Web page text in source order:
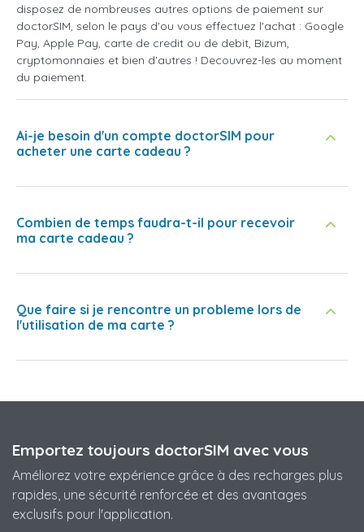
disposez de nombreuses autres options de paiement sur
doctorSIM, selon le pays d'ou vous effectuez l'achat : Google
Pay, Apple Pay, carte de credit ou de debit, Bizum,
cryptomonnaies et bien d'autres ! Decouvrez-les au moment
du paiement.
Ai-je besoin d'un compte doctorSIM pour
acheter une carte cadeau ?
Combien de temps faudra-t-il pour recevoir
ma carte cadeau ?
Que faire si je rencontre un probleme lors de
l'utilisation de ma carte ?
Emportez toujours doctorSIM avec vous
Améliorez votre expérience grâce à des recharges plus
rapides, une sécurité renforcée et des avantages
exclusifs pour l'application.